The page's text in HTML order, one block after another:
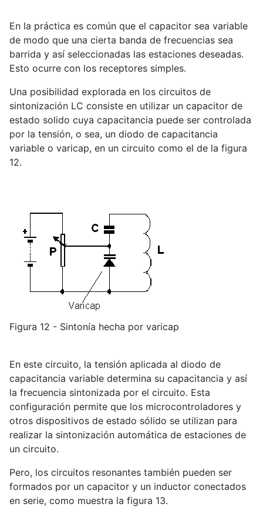
En la práctica es común que el capacitor sea variable
de modo que una cierta banda de frecuencias sea
barrida y así seleccionadas las estaciones deseadas.
Esto ocurre con los receptores simples.
Una posibilidad explorada en los circuitos de
sintonización LC consiste en utilizar un capacitor de
estado solido cuya capacitancia puede ser controlada
por la tensión, o sea, un diodo de capacitancia
variable o varicap, en un circuito como el de la figura
12.
Figura 12 - Sintonía hecha por varicap
En este circuito, la tensión aplicada al diodo de
capacitancia variable determina su capacitancia y así
la frecuencia sintonizada por el circuito. Esta
configuración permite que los microcontroladores y
otros dispositivos de estado sólido se utilizan para
realizar la sintonización automática de estaciones de
un circuito.
Pero, los circuitos resonantes también pueden ser
formados por un capacitor y un inductor conectados
en serie, como muestra la figura 13.